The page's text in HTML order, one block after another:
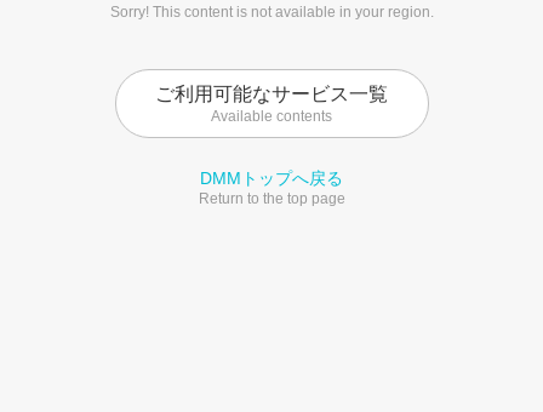
Sorry! This content is not available in your region.
ご利用可能なサービス一覧
Available contents
DMMトップへ戻る
Return to the top page